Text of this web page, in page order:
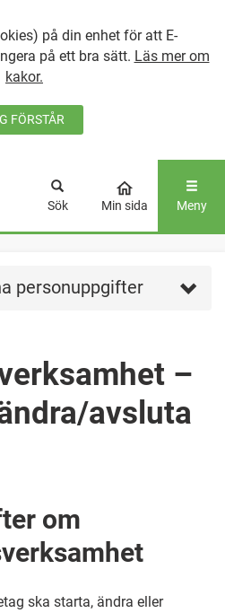
på din enhet för att E-
på ett bra sätt. Läs mer om
kakor.
FÖRSTÅR
GÅ DIREKT TILL
Sök Min sida Meny
personuppgifter
–
avsluta
om
ska starta, ändra eller